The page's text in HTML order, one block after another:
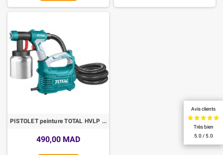
Avis clients
Très bien
5.0 / 5.0
PISTOLET peinture TOTAL HVLP 0,8 L 500 W reservoir ALUMINIUM
490,00 MAD